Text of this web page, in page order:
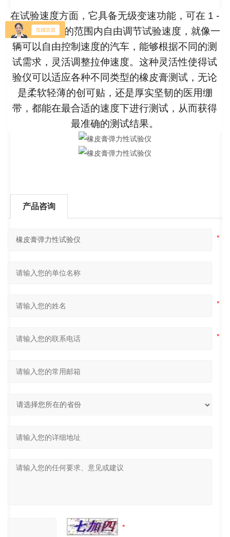
在试验速度方面，它具备无级变速功能，可在 1 -
500mm/min 的范围内自由调节试验速度，就像一
辆可以自由控制速度的汽车，能够根据不同的测
试需求，灵活调整拉伸速度。这种灵活性使得试
验仪可以适应各种不同类型的橡皮膏测试，无论
是柔软轻薄的创可贴，还是厚实坚韧的医用绷
带，都能在最合适的速度下进行测试，从而获得
最准确的测试结果。
产品咨询